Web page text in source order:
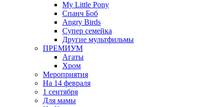
My Little Pony
Спанч Боб
Angry Birds
Супер семейка
Другие мультфильмы
ПРЕМИУМ
Агаты
Хром
Мероприятия
На 14 февраля
1 сентября
Для мамы